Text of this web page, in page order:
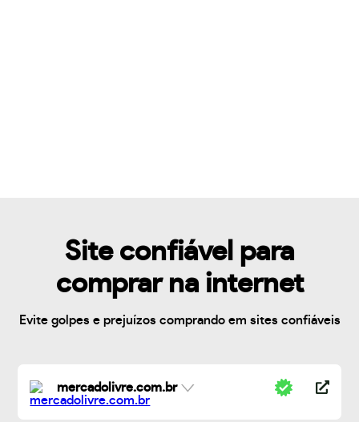
Site confiável para
comprar na internet
Evite golpes e prejuízos comprando em sites confiáveis
mercadolivre.com.br